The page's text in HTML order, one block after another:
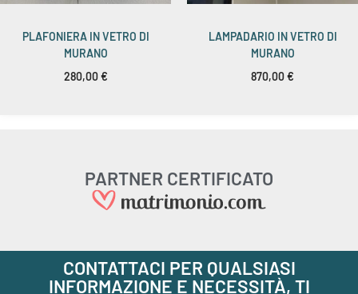
PLAFONIERA IN VETRO DI
MURANO
280,00€
LAMPADARIO IN VETRO DI
MURANO
870,00€
PARTNER CERTIFICATO
CONTATTACI PER QUALSIASI
INFORMAZIONE E NECESSITÀ, TI